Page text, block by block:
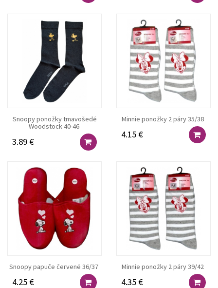
Snoopy ponožky tmavošedé
Woodstock 40-46
3.89 €
Minnie ponožky 2 páry 35/38
4.15 €
Snoopy papuče červené 36/37
4.25 €
Minnie ponožky 2 páry 39/42
4.35 €